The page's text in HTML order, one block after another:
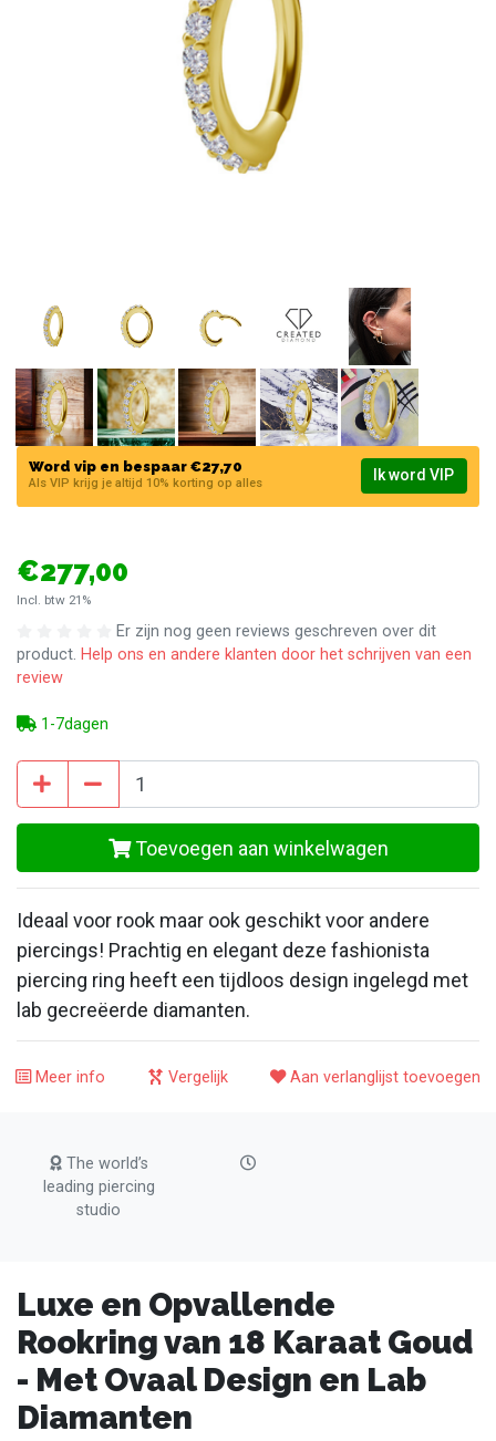
Word vip en bespaar €27,70
Als VIP krijg je altijd 10% korting op alles Ik word VIP
€277,00
Incl. btw 21%
Er zijn nog geen reviews geschreven over dit
product. Help ons en andere klanten door het schrijven van een
review
1-7dagen
Toevoegen aan winkelwagen
Ideaal voor rook maar ook geschikt voor andere
piercings! Prachtig en elegant deze fashionista
piercing ring heeft een tijdloos design ingelegd met
lab gecreëerde diamanten.
Meer info Vergelijk Aan verlanglijst toevoegen
The world’s
leading piercing
studio
Luxe en Opvallende
Rookring van 18 Karaat Goud
- Met Ovaal Design en Lab
Diamanten